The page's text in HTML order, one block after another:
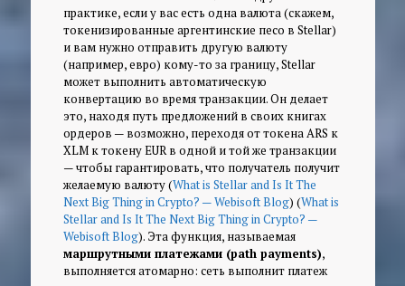
практике, если у вас есть одна валюта (скажем,
токенизированные аргентинские песо в Stellar)
и вам нужно отправить другую валюту
(например, евро) кому-то за границу, Stellar
может выполнить автоматическую
конвертацию во время транзакции. Он делает
это, находя путь предложений в своих книгах
ордеров — возможно, переходя от токена ARS к
XLM к токену EUR в одной и той же транзакции
— чтобы гарантировать, что получатель получит
желаемую валюту (What is Stellar and Is It The
Next Big Thing in Crypto? — Webisoft Blog) (What is
Stellar and Is It The Next Big Thing in Crypto? —
Webisoft Blog). Эта функция, называемая
маршрутными платежами (path payments),
выполняется атомарно: сеть выполнит платеж